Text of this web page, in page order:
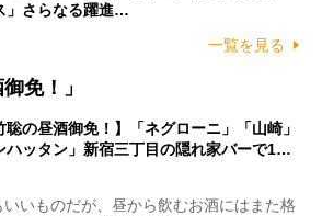
さらなる躍進…
一覧を見る
免！」
聡の昼酒御免！】「ネグローニ」「山崎」
ハッタン」新宿三丁目の隠れ家バーで1…
いものだが、昼から飲むお酒にはまた格